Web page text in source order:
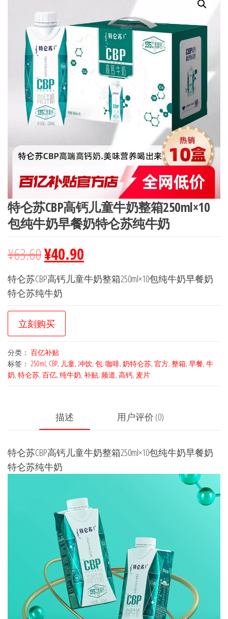
特仑苏CBP高钙儿童牛奶整箱250ml×10
包纯牛奶早餐奶特仑苏纯牛奶
¥63.60¥40.90
特仑苏CBP高钙儿童牛奶整箱250ml×10包纯牛奶早餐奶
特仑苏纯牛奶
立刻购买
分类： 百亿补贴
标签： 250ml, CBP, 儿童, 冲饮, 包, 咖啡, 奶特仑苏, 官方, 整箱, 早餐, 牛
奶, 特仑苏, 百亿, 纯牛奶, 补贴, 频道, 高钙, 麦片
描述 用户评价 (0)
特仑苏CBP高钙儿童牛奶整箱250ml×10包纯牛奶早餐奶
特仑苏纯牛奶